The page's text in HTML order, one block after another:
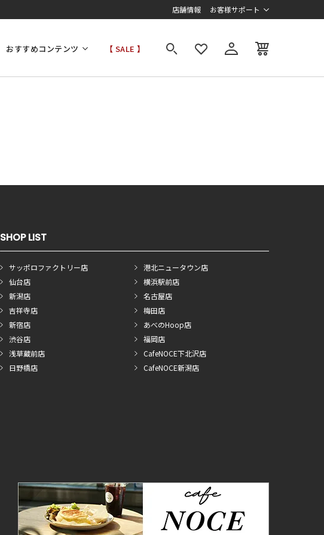
店舗情報 お客様サポート
おすすめコンテンツ 【 SALE 】
SHOP LIST
サッポロファクトリー店
仙台店
新潟店
吉祥寺店
新宿店
渋谷店
浅草蔵前店
日野橋店
港北ニュータウン店
横浜駅前店
名古屋店
梅田店
あべのHoop店
福岡店
CafeNOCE下北沢店
CafeNOCE新潟店